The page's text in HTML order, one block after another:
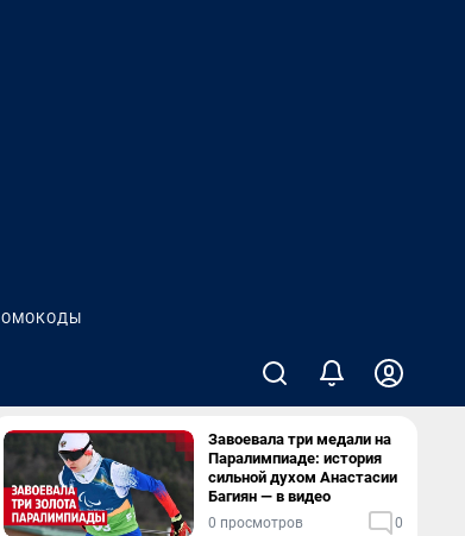
Завоевала три медали на
Паралимпиаде: история
сильной духом Анастасии
Багиян — в видео
0 просмотров 0